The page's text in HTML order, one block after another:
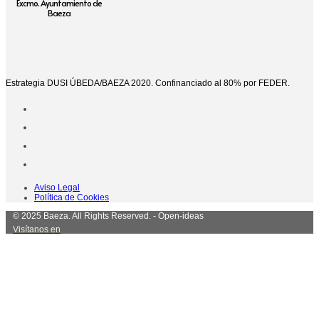
Excmo. Ayuntamiento de
Baeza
Estrategia DUSI ÚBEDA/BAEZA 2020. Confinanciado al 80% por FEDER.
Aviso Legal
Política de Cookies
© 2025 Baeza. All Rights Reserved. - Open-ideas
Visítanos en